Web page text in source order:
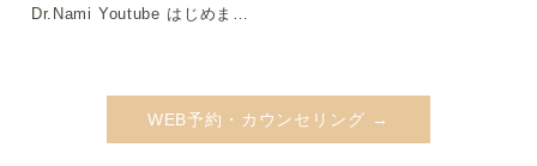
Dr.Nami Youtube はじめまし
WEB予約・カウンセリング →